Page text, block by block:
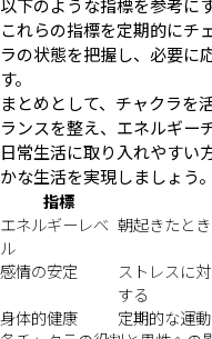
以下のような指標を参考に
これらの指標を定期的にチ
ラの状態を把握し、必要に
す。
まとめとして、チャクラを
ランスを整え、エネルギー
日常生活に取り入れやすい
かな生活を実現しましょう。
指標
エネルギーレベ
ル
朝起きたと
感情の安定
ストレスに
する
身体的健康
定期的な運